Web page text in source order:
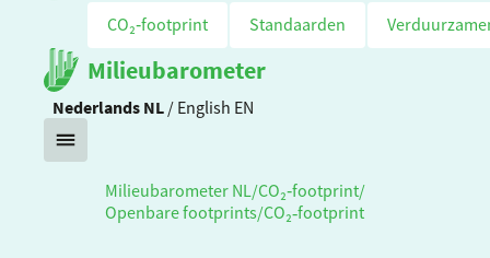
CO₂‑footprint Standaarden
Milieubarometer
Nederlands NL / English EN
Milieubarometer NL /CO₂‑footprint/
Openbare footprints/CO₂‑footprint